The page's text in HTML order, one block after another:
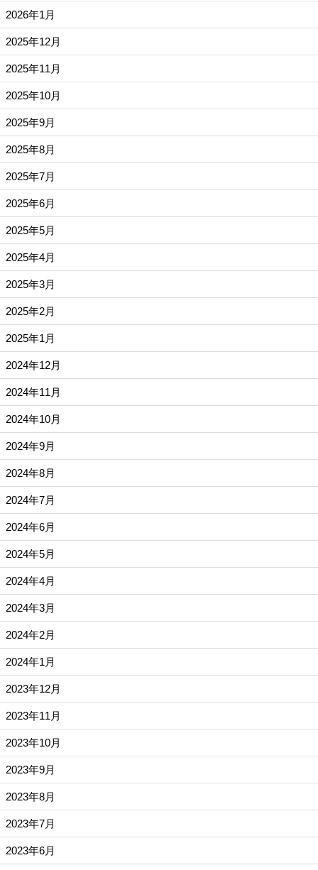
2026年1月
2025年12月
2025年11月
2025年10月
2025年9月
2025年8月
2025年7月
2025年6月
2025年5月
2025年4月
2025年3月
2025年2月
2025年1月
2024年12月
2024年11月
2024年10月
2024年9月
2024年8月
2024年7月
2024年6月
2024年5月
2024年4月
2024年3月
2024年2月
2024年1月
2023年12月
2023年11月
2023年10月
2023年9月
2023年8月
2023年7月
2023年6月